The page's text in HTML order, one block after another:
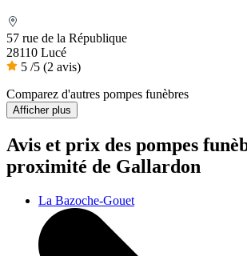
57 rue de la République
28110 Lucé
5 /5 (2 avis)
Comparez d'autres pompes funèbres
Afficher plus
Avis et prix des pompes
proximité de Gallardon
La Bazoche-Gouet